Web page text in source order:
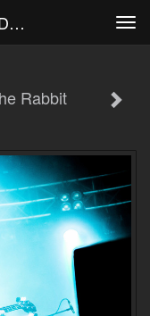
Stephanie Free - The Strypes At Down The Rabbit Hole Festival
Rabbit